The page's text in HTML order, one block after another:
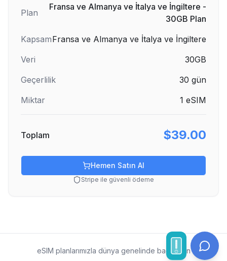
Plan
Fransa ve Almanya ve İtalya ve İngiltere -
30GB Plan
KapsamFransa ve Almanya ve İtalya ve İngiltere
Veri
30GB
Geçerlilik
30 gün
Miktar
1 eSIM
Toplam $39.00
Hemen Satın Al
Stripe ile güvenli ödeme
eSIM planlarımızla dünya genelinde bağlı kalın